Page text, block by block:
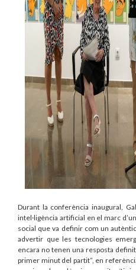
Durant la conferència inaugural,
intel·ligència artificial en el marc
social que va definir com un autèntic
advertir que les tecnologies
encara no tenen una resposta
primer minut del partit”, en